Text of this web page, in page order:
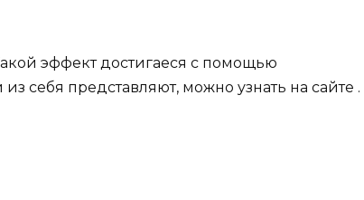
эффект достигаеся с помощью
себя представляют, можно узнать на сайте .